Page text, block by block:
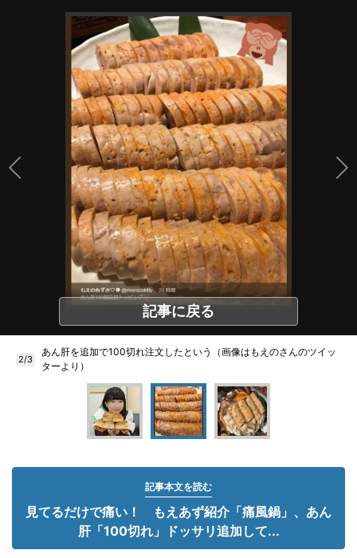
記事に戻る
2/3
あん肝を追加で100切れ注文したという（画像はもえのさんのツイッ
ターより）
記事本文を読む
見てるだけで痛い！ もえあず紹介「痛風鍋」、あん
肝「100切れ」ドッサリ追加して...